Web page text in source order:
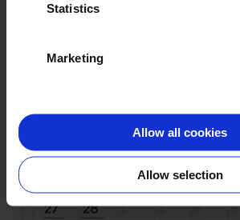
Statistics
Marketing
Allow all cookies
Allow selection